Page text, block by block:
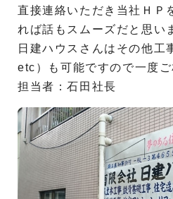
直接連絡いただき当社ＨＰ
れば話もスムーズだと思い
日建ハウスさんはその他工
etc）も可能ですので一度ご
担当者：石田社長